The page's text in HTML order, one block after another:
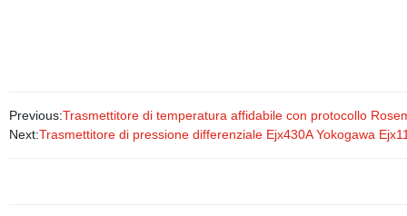
Previous:Trasmettitore di temperatura affidabile con protocollo
Next:Trasmettitore di pressione differenziale Ejx430A Yokogawa